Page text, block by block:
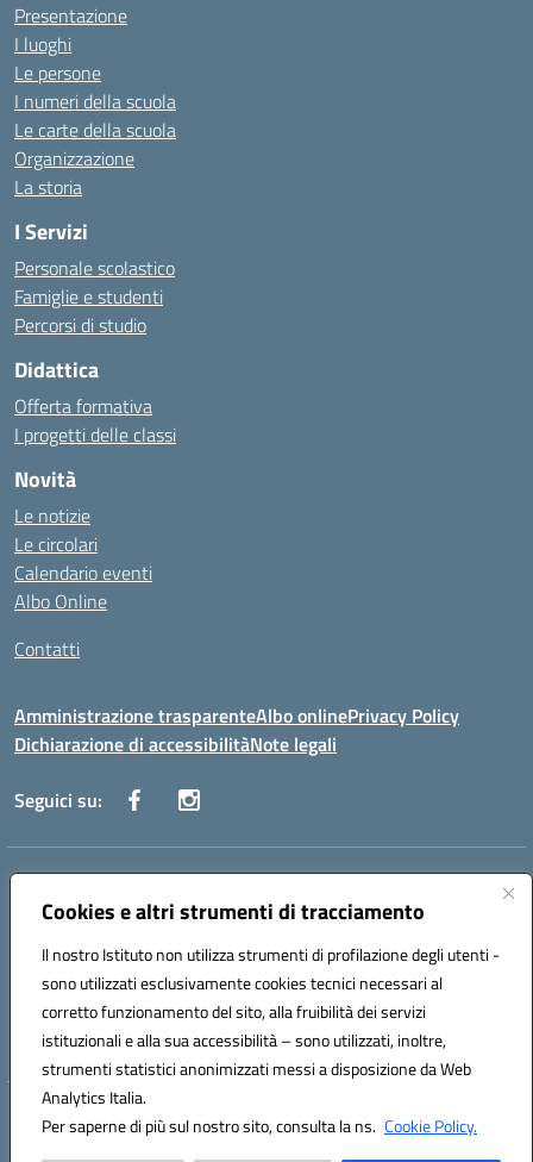
Cookies e altri strumenti di tracciamento
Il nostro Istituto non utilizza strumenti di profilazione degli utenti -
sono utilizzati esclusivamente cookies tecnici necessari al
corretto funzionamento del sito, alla fruibilità dei servizi
istituzionali e alla sua accessibilità – sono utilizzati, inoltre,
strumenti statistici anonimizzati messi a disposizione da Web
Analytics Italia.
Per saperne di più sul nostro sito, consulta la ns. Cookie Policy.
Presentazione
I luoghi
Le persone
I numeri della scuola
Le carte della scuola
Organizzazione
La storia
I Servizi
Personale scolastico
Famiglie e studenti
Percorsi di studio
Didattica
Offerta formativa
I progetti delle classi
Novità
Le notizie
Le circolari
Calendario eventi
Albo Online
Contatti
Amministrazione trasparenteAlbo onlinePrivacy Policy
Dichiarazione di accessibilitàNote legali
Seguici su:
Indirizzo:
Centralino:0881636571 Email:fgps040004@istruzione.it
Codice fiscale: 80031370713
Codice meccanografico:
FGPS040004
Codice Indice delle Pubbliche Amministrazioni (IPA): istsc_fgps040004
Hosting & Powered by 3D Solution S.r.l.
Concept & Design by Designers Italia